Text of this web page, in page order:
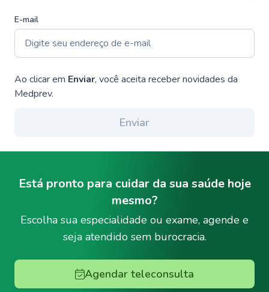
E-mail
Ao clicar em Enviar, você aceita receber novidades da
Medprev.
Enviar
Está pronto para cuidar da sua saúde hoje
mesmo?
Escolha sua especialidade ou exame, agende e
seja atendido sem burocracia.
Agendar teleconsulta